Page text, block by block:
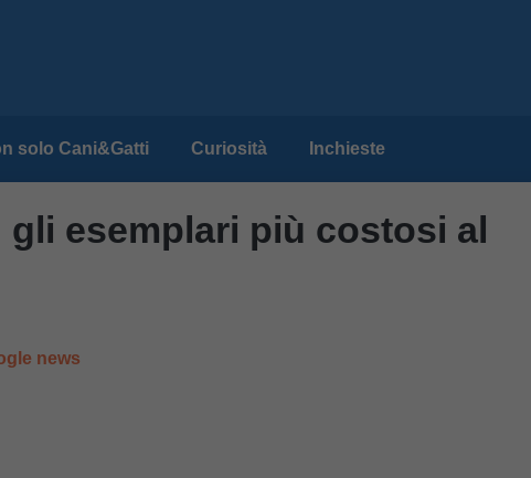
solo Cani&Gatti Curiosità Inchieste
gli esemplari più costosi al
news